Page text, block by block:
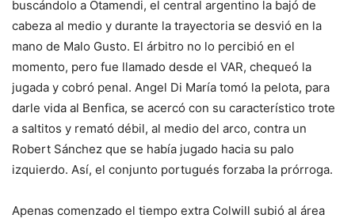
buscándolo a Otamendi, el central argentino la bajó de
cabeza al medio y durante la trayectoria se desvió en la
mano de Malo Gusto. El árbitro no lo percibió en el
momento, pero fue llamado desde el VAR, chequeó la
jugada y cobró penal. Angel Di María tomó la pelota, para
darle vida al Benfica, se acercó con su característico trote
a saltitos y remató débil, al medio del arco, contra un
Robert Sánchez que se había jugado hacia su palo
izquierdo. Así, el conjunto portugués forzaba la prórroga.
Apenas comenzado el tiempo extra Colwill subió al área